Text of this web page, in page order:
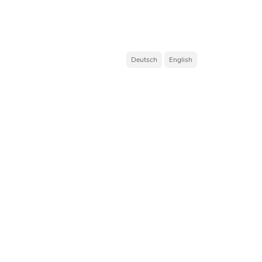
Deutsch English